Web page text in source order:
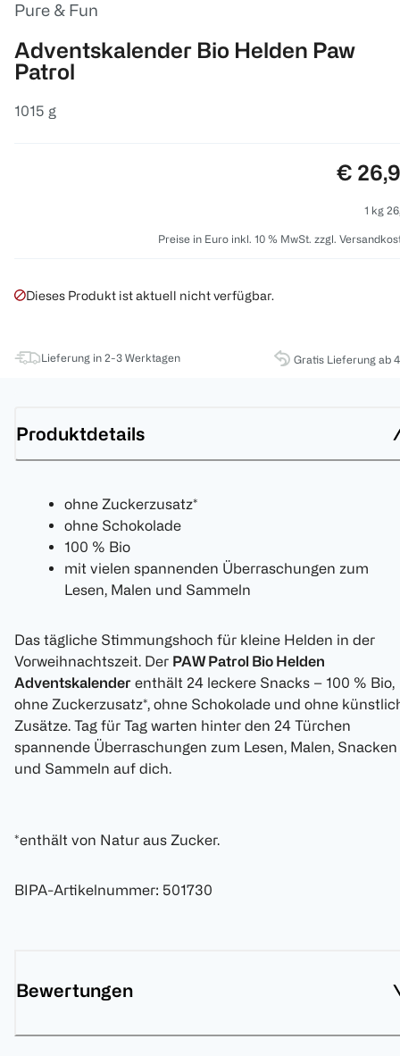
Pure & Fun
Adventskalender Bio Helden Paw
Patrol
1015 g
Preis:
€
1 kg
Preise in Euro inkl. 10 % MwSt. zzgl.
Dieses Produkt ist aktuell nicht verfügbar.
Lieferung in 2-3 Werktagen Gratis Lieferung ab
Produktdetails
ohne Zuckerzusatz*
ohne Schokolade
100 % Bio
mit vielen spannenden Überraschungen zum
Lesen, Malen und Sammeln
Das tägliche Stimmungshoch für kleine Helden in der
Vorweihnachtszeit. Der PAW Patrol Bio Helden
Adventskalender enthält 24 leckere Snacks – 100 % Bio,
ohne Zuckerzusatz*, ohne Schokolade und ohne
Zusätze. Tag für Tag warten hinter den 24 Türchen
spannende Überraschungen zum Lesen, Malen, Snacken
und Sammeln auf dich.
*enthält von Natur aus Zucker.
BIPA-Artikelnummer: 501730
Bewertungen